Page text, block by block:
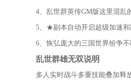
4、乱世群英传GM版这里混乱
5、★副本自动开启超级加速和
6、恢弘庞大的三国世界纷争
乱世群雄无双说明
多人实时战斗多重技能叠加释